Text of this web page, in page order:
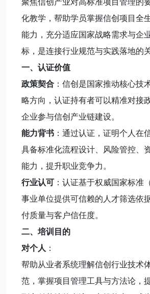
聚焦信创产业对高标准项目管理的
化教学，帮助学员掌握信创项目全
能力，充分适应国家战略需求与企
标，是连接行业规范与实践落地的
一、认证价值
政策契合 ：信创是国家推动核心技
略方向，认证持有者可以精准对接
企业参与信创产业链建设。
能力背书 ：通过认证，证明个人在
具备标准化流程设计、风险管控、
能力，提升职业竞争力。
行业认可 ：认证基于权威国家标准
事业单位提供可信赖的人才筛选依
付质量与客户信任度。
二、培训目的
对个人 ：
帮助从业者系统理解信创行业技术
范，掌握项目管理工具与方法论，